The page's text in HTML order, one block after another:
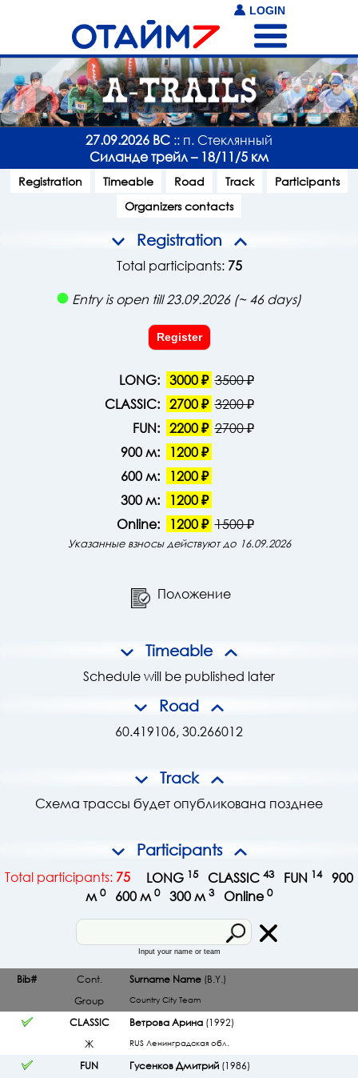
LOGIN
27.09.2026 ВС :: п. Стеклянный
Силанде трейл – 18/11/5 км
Registration Timeable Road Track
Participants
Organizers contacts
Registration
Total participants: 75
Entry is open till 23.09.2026 (~ 46 days)
Register
LONG: 3000 ₽ 3500 ₽
CLASSIC: 2700 ₽ 3200 ₽
FUN: 2200 ₽ 2700 ₽
900 м:
1200 ₽
600 м:
1200 ₽
300 м:
1200 ₽
Online:
1200 ₽ 1500 ₽
Указанные взносы действуют до 16.09.2026
Положение
Timeable
Schedule will be published later
Road
60.419106, 30.266012
Track
Схема трассы будет опубликована позднее
Participants
Total participants: 75 LONG 15 CLASSIC 43 FUN 14
900
м 0 600 м 0 300 м 3 Online 0
Input your name or team
Bib#
Cont.
Group
Surname Name (B.Y.)
Country City Team
CLASSIC
Ж
Ветрова Арина(1992)
RUS Ленинградская обл.
FUN
Гусенков Дмитрий(1986)